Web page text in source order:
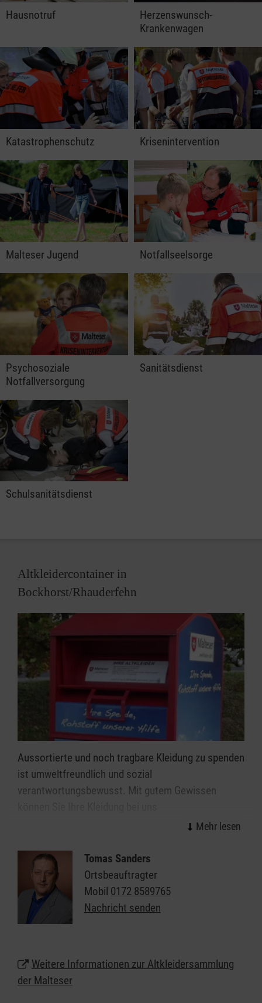
Hausnotruf
Herzenswunsch-
Krankenwagen
Katastrophenschutz Krisenintervention
Malteser Jugend Notfallseelsorge
Psychosoziale
Notfallversorgung
Sanitätsdienst
Schulsanitätsdienst
Altkleidercontainer in
Bockhorst/Rhauderfehn
Aussortierte und noch tragbare Kleidung zu spenden
ist umweltfreundlich und sozial
verantwortungsbewusst. Mit gutem Gewissen
in Bockhorst/Rhauderfehn abgeben. Wir garantieren
Verwertung. Mit den Erlösen aus dem Verkauf Ihrer
Altkleiderspenden finanzieren wir unsere sozialen
und humanitären Projekte, die wir für Betroffene
kostenlos anbieten.
Rhauderfehn
Tomas Sanders
Ortsbeauftragter
Mobil 0172 8589765
Nachricht senden
Weitere Informationen zur Altkleidersammlung
der Malteser